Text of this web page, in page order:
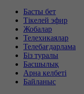
Басты бет
Тікелей эфир
Жобалар
Телехикаялар
Телебағдарлама
Біз туралы
Басшылық
Арна келбеті
Байланыс